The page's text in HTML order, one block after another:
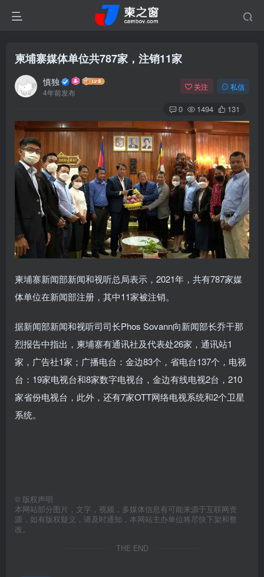
柬埔寨媒体单位共787家，注销11家
慎独
4年前发布
关注 私信
0 1494 131
柬埔寨新闻部新闻和视听总局表示，2021年，共有787家媒
体单位在新闻部注册，其中11家被注销。
据新闻部新闻和视听司司长Phos Sovann向新闻部长乔干那
烈报告中指出， 柬埔寨有通讯社及代表处26家，通讯站1
家，广告社1家；广播电台：金边83个，省电台137个，电视
台：19家电视台和8家数字电视台，金边有线电视2台，210
家省份电视台，此外，还有7家OTT网络电视系统和2个卫星
系统。
© 版权声明
本网站部分图片，文字，视频，多媒体信息有可能来源于互联网资
源，如有版权疑义，请及时通知，本网站主办单位将尽快下架和整
改。
THE END